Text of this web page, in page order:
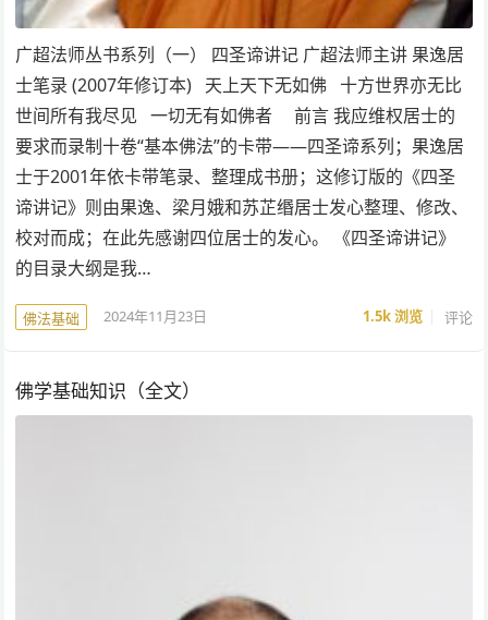
广超法师丛书系列（一） 四圣谛讲记 广超法师主讲 果逸居
士笔录 (2007年修订本) 天上天下无如佛 十方世界亦无比
世间所有我尽见 一切无有如佛者 前言 我应维权居士的
要求而录制十卷“基本佛法”的卡带——四圣谛系列；果逸居
士于2001年依卡带笔录、整理成书册；这修订版的《四圣
谛讲记》则由果逸、梁月娥和苏芷缗居士发心整理、修改、
校对而成；在此先感谢四位居士的发心。 《四圣谛讲记》
的目录大纲是我…
佛法基础 2024年11月23日 1.5k浏览 评论
佛学基础知识（全文）